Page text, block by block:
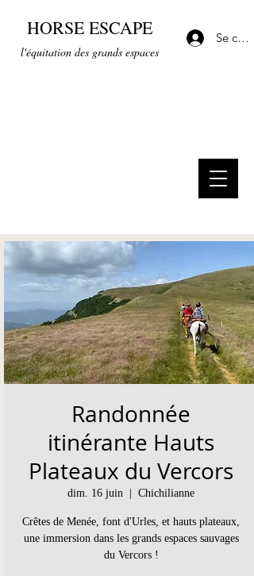
HORSE ESCAPE
l'équitation des grands espaces
Se
Randonnée
itinérante Hauts
Plateaux du Vercors
dim. 16 juin Chichilianne
Crêtes de Menée, font d'Urles, et hauts plateaux,
une immersion dans les grands espaces sauvages